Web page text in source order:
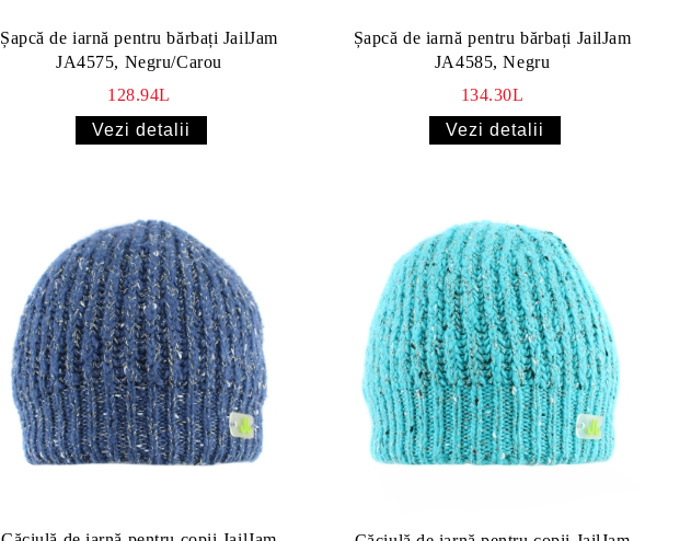
Șapcă de iarnă pentru bărbați JailJam
JA4575, Negru/Carou
128.94L
Vezi detalii
Șapcă de iarnă pentru bărbați JailJam
JA4585, Negru
134.30L
Vezi detalii